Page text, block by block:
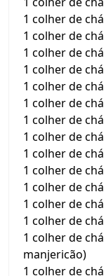
1 colher de
1 colher de
1 colher de
1 colher de
1 colher de
1 colher de
1 colher de
1 colher de
1 colher de
1 colher de
1 colher de
1 colher de
1 colher de
1 colher de
manjericão)
1 colher de